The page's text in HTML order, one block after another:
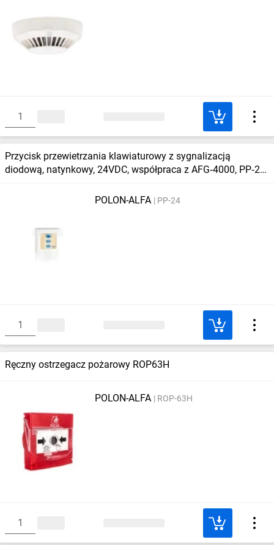
Przycisk przewietrzania klawiaturowy z sygnalizacją
diodową, natynkowy, 24VDC, współpraca z AFG‑4000, PP‑24,
POLON-ALFA
PP-24
Ręczny ostrzegacz pożarowy ROP63H
POLON-ALFA ROP-63H